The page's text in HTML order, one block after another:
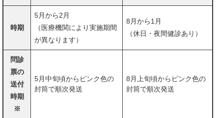
時期
5月から2月
（医療機関により実施期間
が異なります）
8月から1月
（休日・夜間健診あり）
問診
票の
送付
時期
※
5月中旬頃からピンク色の
封筒で順次発送
8月上旬頃からピンク色の
封筒で順次発送